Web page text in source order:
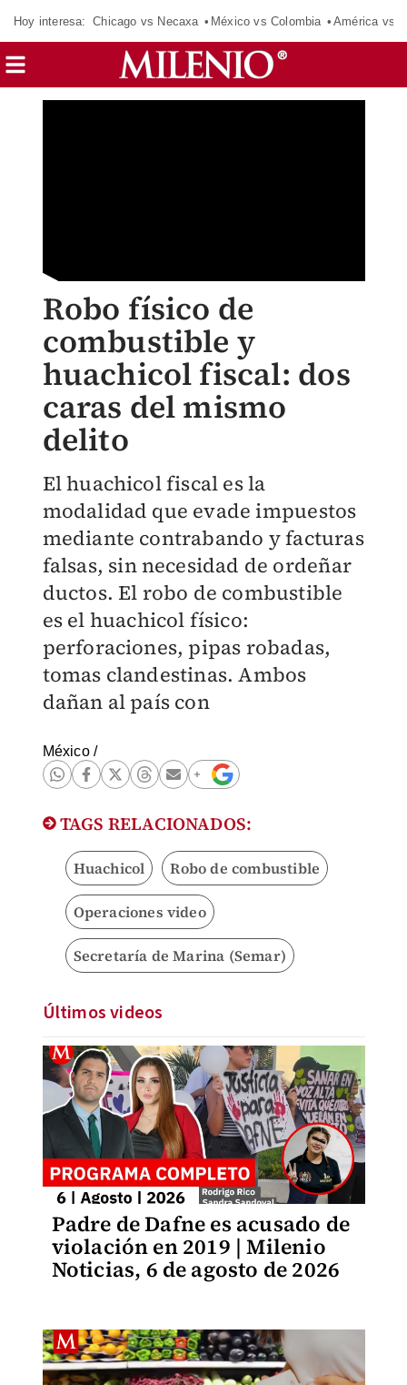
Hoy interesa: Chicago vs Necaxa México vs Colombia América vs
Robo físico de
combustible y
huachicol fiscal: dos
caras del mismo
delito
El huachicol fiscal es la
modalidad que evade impuestos
mediante contrabando y facturas
falsas, sin necesidad de ordeñar
ductos. El robo de combustible
es el huachicol físico:
perforaciones, pipas robadas,
tomas clandestinas. Ambos
dañan al país con
México/
TAGS RELACIONADOS:
Huachicol Robo de combustible
Operaciones video
Secretaría de Marina (Semar)
Últimos videos
Padre de Dafne es acusado de
violación en 2019 | Milenio
Noticias, 6 de agosto de 2026